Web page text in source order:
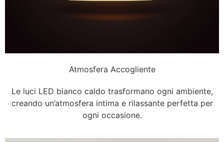
Atmosfera Accogliente
Le luci LED bianco caldo trasformano ogni ambiente,
creando un’atmosfera intima e rilassante perfetta per
ogni occasione.